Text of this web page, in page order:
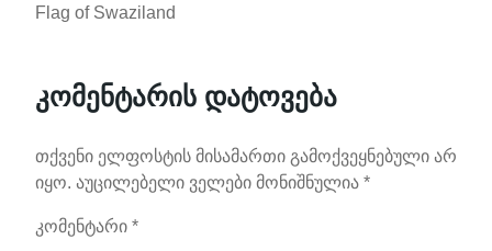
Flag of Swaziland
კომენტარის დატოვება
თქვენი ელფოსტის მისამართი გამოქვეყნებული არ
იყო. აუცილებელი ველები მონიშნულია *
კომენტარი *